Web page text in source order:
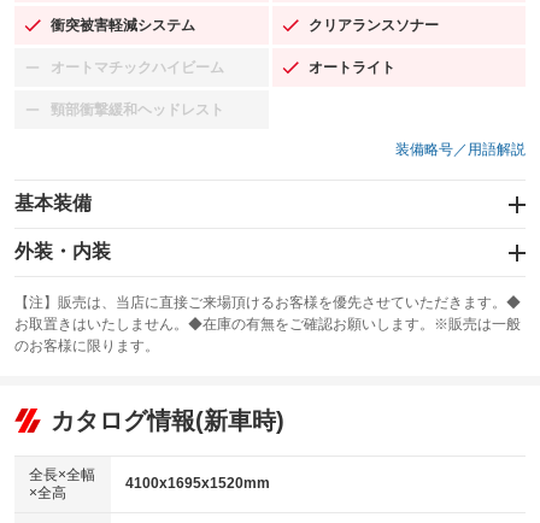
衝突被害軽減システム
：装備あり クリアランスソナー
：装備あり
オートマチックハイビーム
：装備なし オートライト
：装備あり
頸部衝撃緩和ヘッドレスト
：装備なし
装備略号／用語解説
基本装備
エアバッグ：運転席/助手席
：装備あり
：装備なし
サンルーフ
：装備なし ABS
リフトアップ
：装備なし
：装備なし
パワーウィンドウ
外装・内装
カーナビ：SDナビ
：装備あり
TV：フルセグ
：装備あり
ビジュアル：-／DVD再生
：装備あり
アルミホイール：15インチ
：装備あり
【注】販売は、当店に直接ご来場頂けるお客様を優先させていただきます。◆
お取置きはいたしません。◆在庫の有無をご確認お願いします。※販売は一般
のお客様に限ります。
カタログ情報(新車時)
全長×全幅
×全高
4100x1695x1520mm